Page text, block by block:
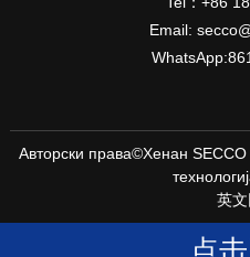
点
Email:
Авторски права©Хенан
英